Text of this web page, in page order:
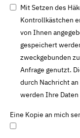
Mit Setzen des
Kontrollkästchen
von Ihnen
gespeichert
zweckgebunden
Anfrage genutzt.
durch Nachricht
werden Ihre
Eine Kopie an mich